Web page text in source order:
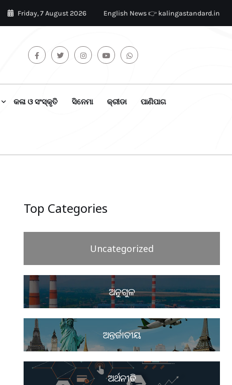
Friday, 7 August 2026 English News 👉 kalingastandard.in
କଳା ଓ ସଂସ୍କୃତି ସିନେମା କ୍ରୀଡା ପାଣିପାଗ
Top Categories
Uncategorized
ଅନୁଗୁଳ
ଅନ୍ତର୍ଜାତୀୟ
ଅର୍ଥନୀତି